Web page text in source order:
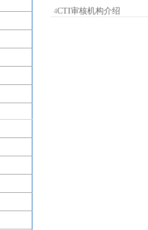
4CTI审核机构介绍